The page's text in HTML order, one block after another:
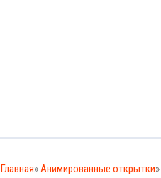
Главная»Анимированные открытки»